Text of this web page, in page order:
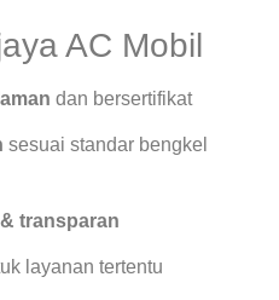
AC Mobil
dan bersertifikat
sesuai standar bengkel
transparan
layanan tertentu